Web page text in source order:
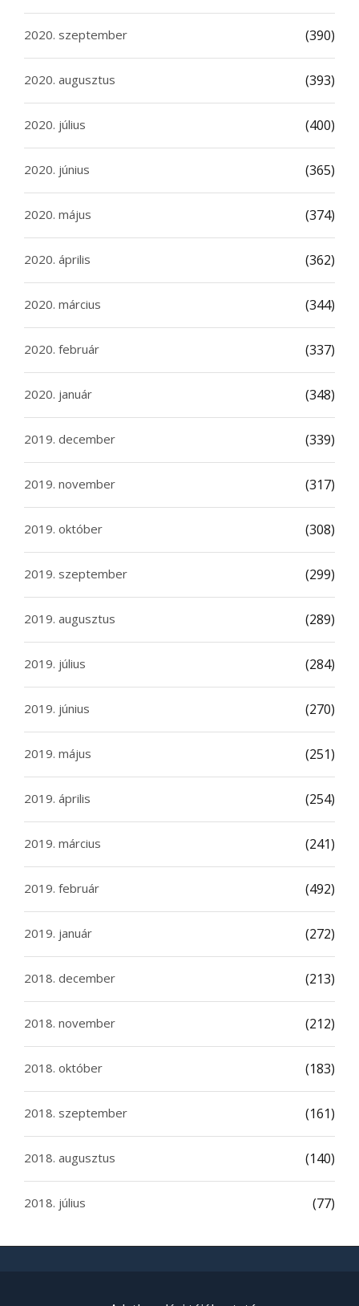
2020. szeptember (390)
2020. augusztus (393)
2020. július (400)
2020. június (365)
2020. május (374)
2020. április (362)
2020. március (344)
2020. február (337)
2020. január (348)
2019. december (339)
2019. november (317)
2019. október (308)
2019. szeptember (299)
2019. augusztus (289)
2019. július (284)
2019. június (270)
2019. május (251)
2019. április (254)
2019. március (241)
2019. február (492)
2019. január (272)
2018. december (213)
2018. november (212)
2018. október (183)
2018. szeptember (161)
2018. augusztus (140)
2018. július (77)